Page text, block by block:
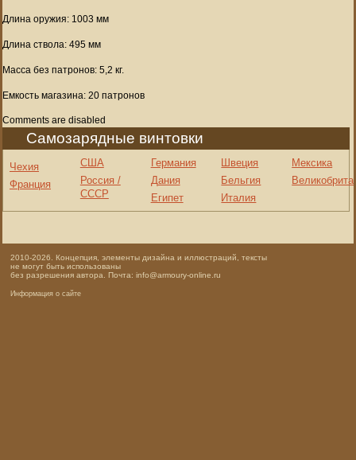
Длина оружия: 1003 мм
Длина ствола: 495 мм
Масса без патронов: 5,2 кг.
Емкость магазина: 20 патронов
Comments are disabled
Самозарядные винтовки
Чехия
Франция
США
Россия /
СССР
Германия
Дания
Египет
Швеция
Бельгия
Италия
Мексика
2010-2026. Концепция, элементы дизайна и иллюстраций, тексты
не могут быть использованы
без разрешения автора. Почта: info@armoury-online.ru
Информация о сайте